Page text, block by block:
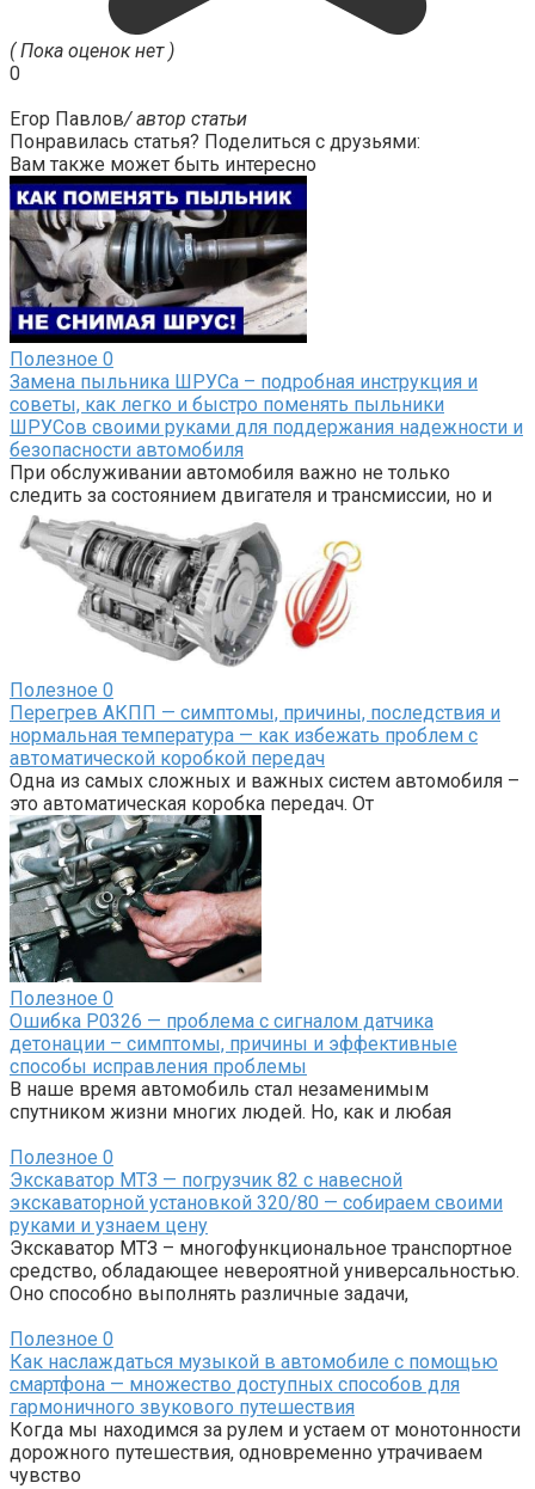
( Пока оценок нет )
0
Егор Павлов/ автор статьи
Понравилась статья? Поделиться с друзьями:
Вам также может быть интересно
Полезное 0
Замена пыльника ШРУСа – подробная инструкция и
советы, как легко и быстро поменять пыльники
ШРУСов своими руками для поддержания надежности и
безопасности автомобиля
При обслуживании автомобиля важно не только
следить за состоянием двигателя и трансмиссии, но и
Полезное 0
Перегрев АКПП — симптомы, причины, последствия и
нормальная температура — как избежать проблем с
автоматической коробкой передач
Одна из самых сложных и важных систем автомобиля –
это автоматическая коробка передач. От
Полезное 0
Ошибка P0326 — проблема с сигналом датчика
детонации – симптомы, причины и эффективные
способы исправления проблемы
В наше время автомобиль стал незаменимым
спутником жизни многих людей. Но, как и любая
Полезное 0
Экскаватор МТЗ — погрузчик 82 с навесной
экскаваторной установкой 320/80 — собираем своими
руками и узнаем цену
Экскаватор МТЗ – многофункциональное транспортное
средство, обладающее невероятной универсальностью.
Оно способно выполнять различные задачи,
Полезное 0
Как наслаждаться музыкой в автомобиле с помощью
смартфона — множество доступных способов для
гармоничного звукового путешествия
Когда мы находимся за рулем и устаем от монотонности
дорожного путешествия, одновременно утрачиваем
чувство